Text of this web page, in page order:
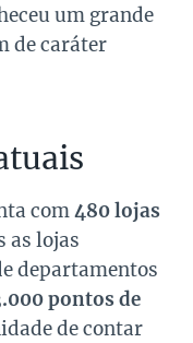
um grande
de caráter
com480 lojas
as lojas
departamentos
pontos de
de contar